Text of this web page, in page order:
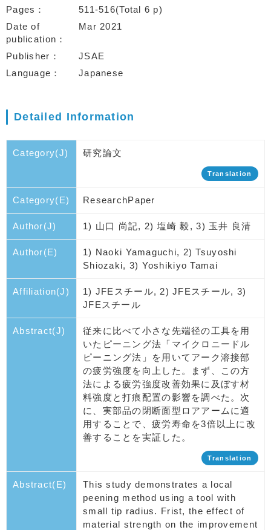
Pages
511-516(Total 6 p)
Date of
publication
Mar 2021
Publisher
JSAE
Language
Japanese
Detailed Information
Category(J) 研究論文
Translation
Category(E) ResearchPaper
Author(J) 1) 山口 尚記, 2) 塩崎 毅, 3) 玉井 良清
Author(E)
1) Naoki Yamaguchi, 2) Tsuyoshi
Shiozaki, 3) Yoshikiyo Tamai
Affiliation(J)
1) JFEスチール, 2) JFEスチール, 3)
JFEスチール
Abstract(J)
従来に比べて小さな先端径の工具を用
いたピーニング法「マイクロニードル
ピーニング法」を用いてアーク溶接部
の疲労強度を向上した。まず、この方
法による疲労強度改善効果に及ぼす材
料強度と打痕配置の影響を調べた。次
に、実部品の閉断面型ロアアームに適
用することで、疲労寿命を3倍以上に改
善することを実証した。
Translation
Abstract(E)
This study demonstrates a local
peening method using a tool with
small tip radius. Frist, the effect of
material strength on the improvement